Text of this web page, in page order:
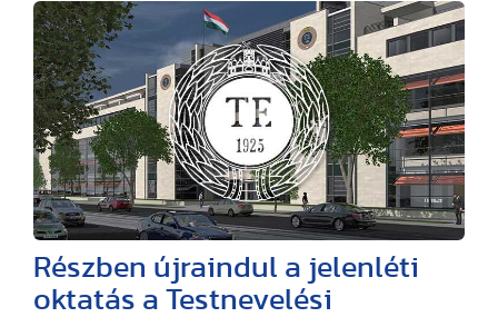
Részben újraindul a jelenléti
oktatás a Testnevelési